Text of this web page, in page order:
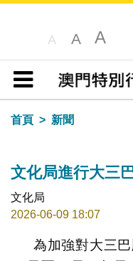
A A A
目錄
首頁
新聞
文化局進行大三
文化局
2026-06-09 18:07
為加強對大三